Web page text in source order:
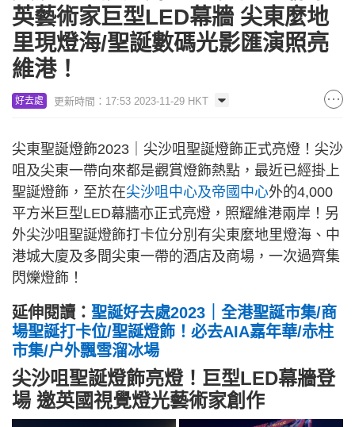
英藝術家巨型LED幕牆 尖東麼地
里現燈海/聖誕數碼光影匯演照亮
維港！
好去處 更新時間：17:53 2023-11-29 HKT
尖東聖誕燈飾2023｜尖沙咀聖誕燈飾正式亮燈！尖沙
咀及尖東一帶向來都是觀賞燈飾熱點，最近已經掛上
聖誕燈飾，至於在尖沙咀中心及帝國中心外的4,000
平方米巨型LED幕牆亦正式亮燈，照耀維港兩岸！另
外尖沙咀聖誕燈飾打卡位分別有尖東麼地里燈海、中
港城大廈及多間尖東一帶的酒店及商場，一次過齊集
閃爍燈飾！
延伸閱讀： 聖誕好去處2023｜全港聖誕市集/商
場聖誕打卡位/聖誕燈飾！必去AIA嘉年華/赤柱
市集/户外飄雪溜冰場
尖沙咀聖誕燈飾亮燈！巨型LED幕牆登
場 邀英國視覺燈光藝術家創作